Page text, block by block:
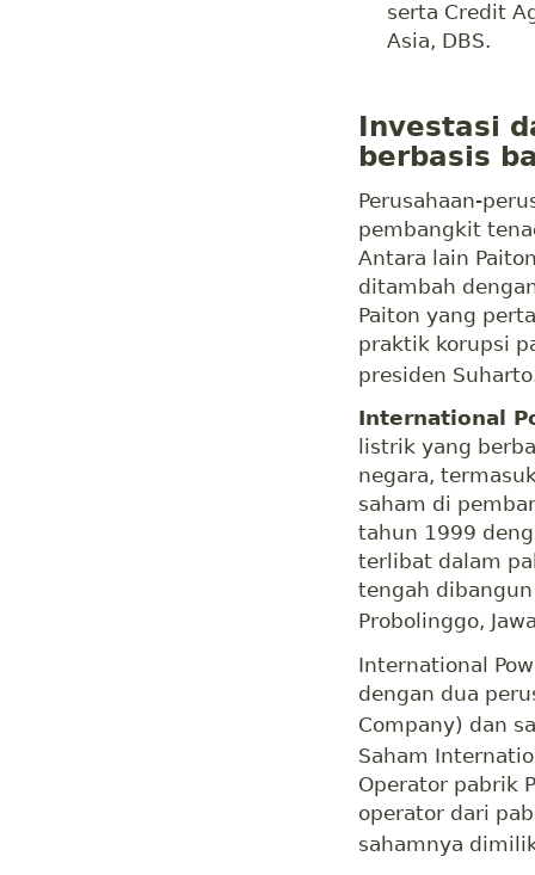
serta Credit
Asia, DBS.
Investasi
berbasis
Perusahaan-
pembangkit
Antara lain
ditambah
Paiton yang
praktik korupsi
presiden
International
listrik yang
negara,
saham di
tahun 1999
terlibat dalam
tengah
Probolinggo,
International
dengan dua
Company) dan
Saham
Operator pabrik
operator dari
sahamnya